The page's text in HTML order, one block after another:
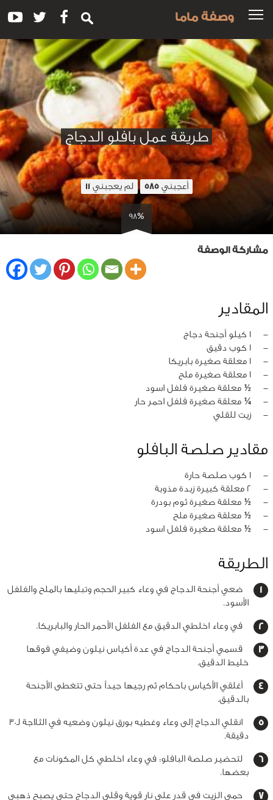
وصفة ماما
طريقة عمل بافلو الدجاج
أعجبني585 لم يعجبني 11
98%
مشاركة الوصفة
المقادير
‏-
1 كيلو أجنحة دجاج
‏-
1 كوب دقيق
‏-
1 معلقة صغيرة بابريكا
‏-
1 معلقة صغيرة ملح
‏-
½ معلقة صغيرة فلفل اسود
‏-
¼ معلقة صغيرة فلفل احمر حار
‏-
زيت للقلي
مقادير صلصة البافلو
‏-
1 كوب صلصة حارة
‏-
2 معلقة كبيرة زبدة مذوبة
‏-
½ معلقة صغيرة ثوم بودرة
‏-
½ معلقة صغيرة ملح
‏-
½ معلقة صغيرة فلفل اسود
الطريقة
ضعي أجنحة الدجاج في وعاء كبير الحجم وتبليها بالملح والفلفل
الأسود.
في وعاء اخلطي الدقيق مع الفلفل الأحمر الحار والبابريكا.
قسمي أجنحة الدجاج في عدة أكياس نيلون وضيفي فوقها
خليط الدقيق.
أغلقي الأكياس باحكام ثم رجيها جيداً حتى تتغطى الأجنحة
بالدقيق.
انقلي الدجاج إلى وعاء وغطيه بورق نيلون وضعيه في الثلاجة لـ30
دقيقة.
لتحضير صلصة البافلو: في وعاء اخلطي كل المكونات مع
بعضها.
حمي الزيت في قدر على نار قوية وقلي الدجاج حتى يصبح ذهبي